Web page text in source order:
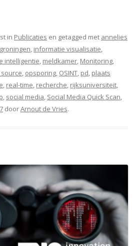
in Publicaties en getagged met annelies
groningen, informatie visualisatie,
intelligentie, meldkamer, Monitoring,
, opsporing, OSINT, pd, plaats
, real-time, recherche, rijksuniversiteit,
, social media, Social Media Quick Scan,
doorArnout de Vries.